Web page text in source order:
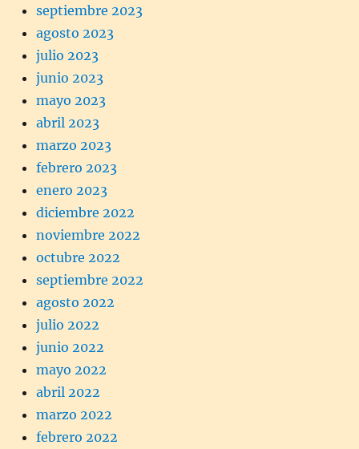
septiembre 2023
agosto 2023
julio 2023
junio 2023
mayo 2023
abril 2023
marzo 2023
febrero 2023
enero 2023
diciembre 2022
noviembre 2022
octubre 2022
septiembre 2022
agosto 2022
julio 2022
junio 2022
mayo 2022
abril 2022
marzo 2022
febrero 2022